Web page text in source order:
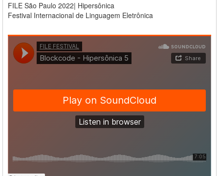
FILE São Paulo 2022| Hipersônica
Festival Internacional de Linguagem Eletrônica